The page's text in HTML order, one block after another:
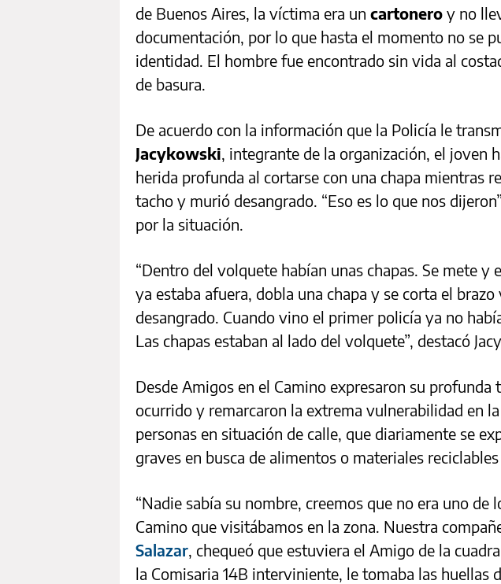
de Buenos Aires, la víctima era un cartonero y no
documentación, por lo que hasta el momento no se
identidad. El hombre fue encontrado sin vida al
de basura.
De acuerdo con la información que la Policía le
Jacykowski, integrante de la organización, el joven
herida profunda al cortarse con una chapa mientras
tacho y murió desangrado. “Eso es lo que nos
por la situación.
“Dentro del volquete habían unas chapas. Se mete y
ya estaba afuera, dobla una chapa y se corta el brazo
desangrado. Cuando vino el primer policía ya no
Las chapas estaban al lado del volquete”, destacó
Desde Amigos en el Camino expresaron su profunda
ocurrido y remarcaron la extrema vulnerabilidad en
personas en situación de calle, que diariamente se
graves en busca de alimentos o materiales
“Nadie sabía su nombre, creemos que no era uno de
Camino que visitábamos en la zona. Nuestra
Salazar, chequeó que estuviera el Amigo de la
la Comisaria 14B interviniente, le tomaba las huellas